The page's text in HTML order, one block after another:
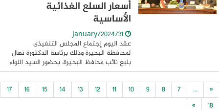
أسعار السلع الغذائية
الأساسية
عقد اليوم إجتماع المجلس التنفيذى
لمحافظة البحيرة وذلك برئاسة الدكتورة نهال
بلبع نائب محافظ البحيرة، بحضور السيد اللواء
محمد شوقى بدر السكرتير العام للمحافظة و
كامل غطاس السكرتير العام المساعد ...
«
...
7
8
9
10
11
12
13
14
15
16
17
18
»